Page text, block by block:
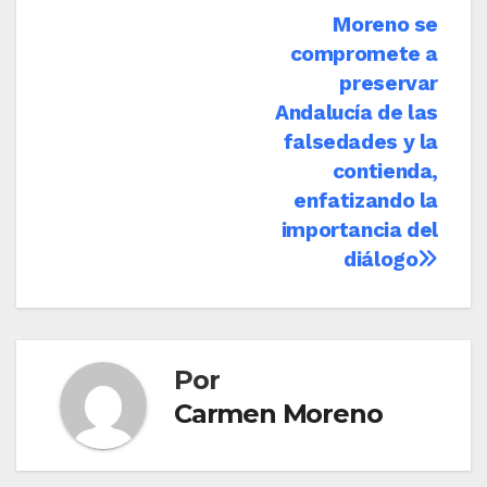
Moreno se
compromete a
preservar
Andalucía de las
falsedades y la
contienda,
enfatizando la
importancia del
diálogo
Por
Carmen Moreno